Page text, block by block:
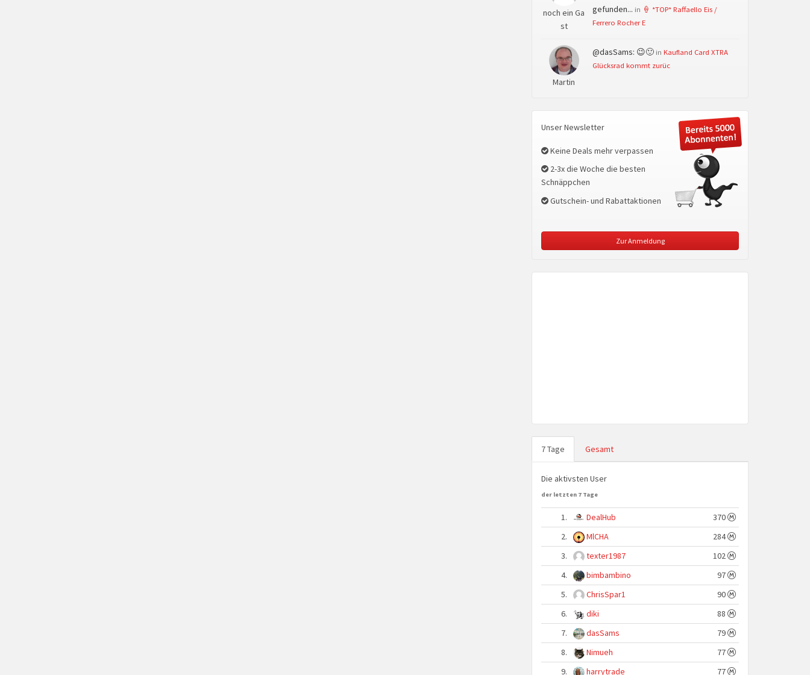
noch ein Ga
st
gefunden... in 🍦 *TOP* Raffaello Eis /
Ferrero Rocher E
Martin
@dasSams: 😉🙂 in Kaufland Card XTRA
Glücksrad kommt zurüc
Unser Newsletter
Keine Deals mehr verpassen
2-3x die Woche die besten
Schnäppchen
Gutschein- und Rabattaktionen
Zur Anmeldung
7 Tage Gesamt
Die aktivsten User
der letzten 7 Tage
1. DealHub
370
2.
MlCHA
284
3.
texter1987
102
4.
bimbambino
97
5.
ChrisSpar1
90
6.
diki
88
7.
dasSams
79
8.
Nimueh
77
9.
harrytrade 77